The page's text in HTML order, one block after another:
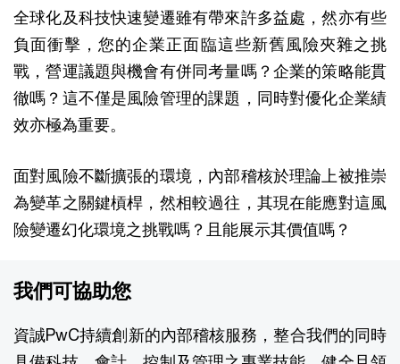
全球化及科技快速變遷雖有帶來許多益處，然亦有些
負面衝擊，您的企業正面臨這些新舊風險夾雜之挑
戰，營運議題與機會有併同考量嗎？企業的策略能貫
徹嗎？這不僅是風險管理的課題，同時對優化企業績
效亦極為重要。
面對風險不斷擴張的環境，內部稽核於理論上被推崇
為變革之關鍵槓桿，然相較過往，其現在能應對這風
險變遷幻化環境之挑戰嗎？且能展示其價值嗎？
我們可協助您
資誠PwC持續創新的內部稽核服務，整合我們的同時